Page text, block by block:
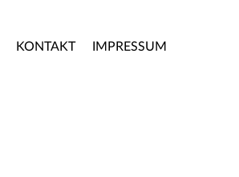
KONTAKT IMPRESSUM